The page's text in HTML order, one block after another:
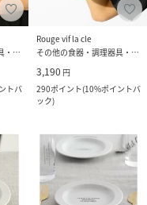
その他の食器・調理器具・キッチン用品
トバ
Rouge vif la cle
その他の食器・調理器具・キッチン用品
3,190 円
290ポイント(10%ポイントバ
ック)